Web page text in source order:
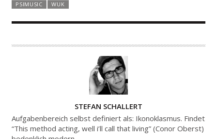
PSIMUSIC
WUK
U
T
STEFAN SCHALLERT
Aufgabenbereich selbst definiert als: Ikonoklasmus. Findet
“This method acting, well i’ll call that living” (Conor Oberst)